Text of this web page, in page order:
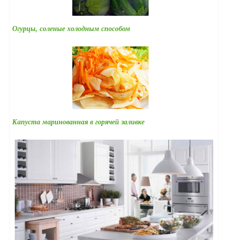
Огурцы, соленые холодным способом
Капуста маринованная в горячей заливке